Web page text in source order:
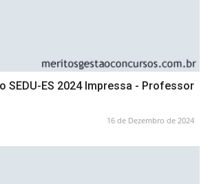
SEDU-ES 2024 Impressa - Professor
16 de Dezembro de 2024